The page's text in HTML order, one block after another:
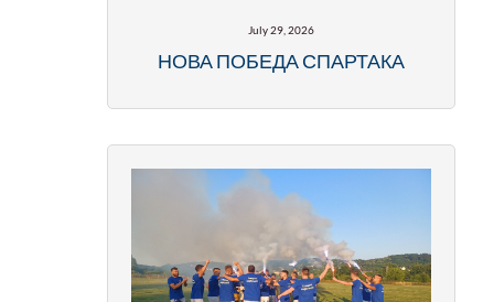
July 29, 2026
НОВА ПОБЕДА СПАРТАКА